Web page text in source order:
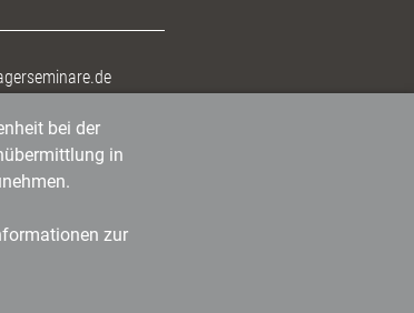
bei der
in
zur